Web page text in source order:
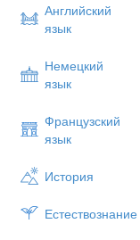
Английский
язык
Немецкий
язык
Французский
язык
История
Естествознание